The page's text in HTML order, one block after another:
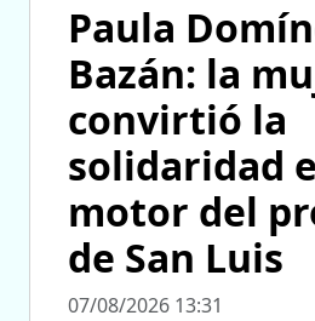
Paula
Bazán: la
convirtió la
solidaridad
motor del
de San Luis
07/08/2026 13:31